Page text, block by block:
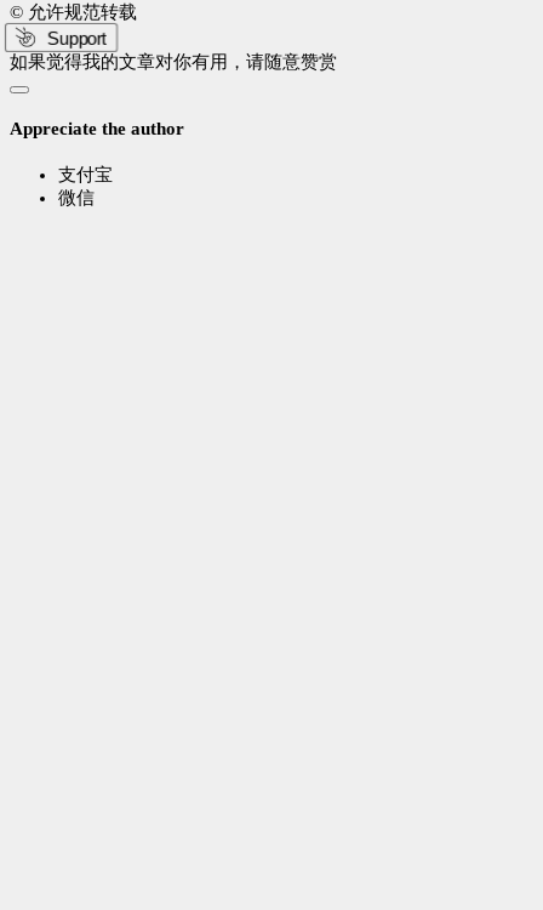
© 允许规范转载
Support
如果觉得我的文章对你有用，请随意赞赏
Appreciate the author
支付宝
微信